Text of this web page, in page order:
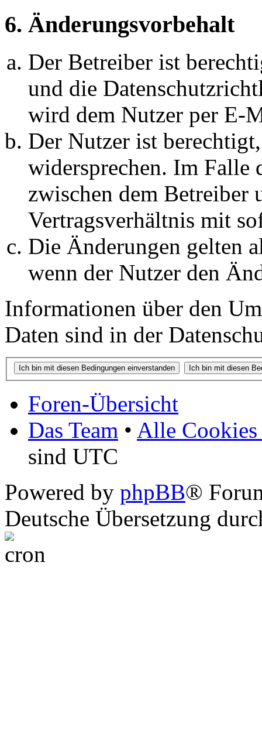
6. Änderungsvorbehalt
Der Betreiber ist
und die
wird dem Nutzer per E-
Der Nutzer ist
widersprechen. Im Falle
zwischen dem Betreiber
Vertragsverhältnis mit
Die Änderungen gelten
wenn der Nutzer den
Informationen über den
Daten sind in der
Foren-Übersicht
Das Team • Alle Cookies
sind UTC
Powered by phpBB®
Deutsche Übersetzung